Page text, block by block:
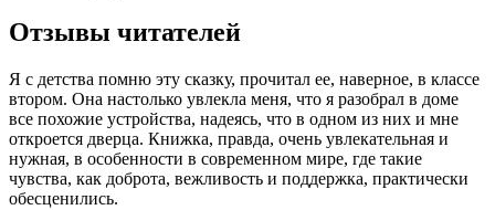
Отзывы читателей
Я с детства помню эту сказку, прочитал ее, наверное, в классе
втором. Она настолько увлекла меня, что я разобрал в доме
все похожие устройства, надеясь, что в одном из них и мне
откроется дверца. Книжка, правда, очень увлекательная и
нужная, в особенности в современном мире, где такие
чувства, как доброта, вежливость и поддержка, практически
обесценились.